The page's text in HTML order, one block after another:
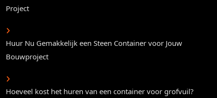
Project
Huur Nu Gemakkelijk een Steen Container voor Jouw
Bouwproject
Hoeveel kost het huren van een container voor grofvuil?